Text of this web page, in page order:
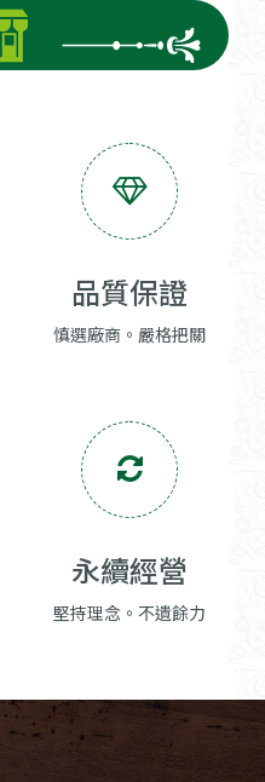
品質保證
慎選廠商。嚴格把關
永續經營
堅持理念。不遺餘力